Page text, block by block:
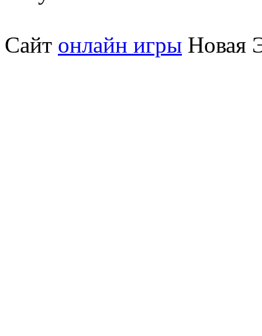
Сайт онлайн игры Новая